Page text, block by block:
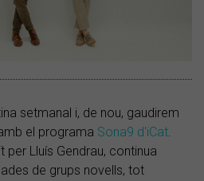
setmanal i, de nou, gaudirem
el programa Sona9 d'iCat.
Lluís Gendrau, continua
de grups novells, tot